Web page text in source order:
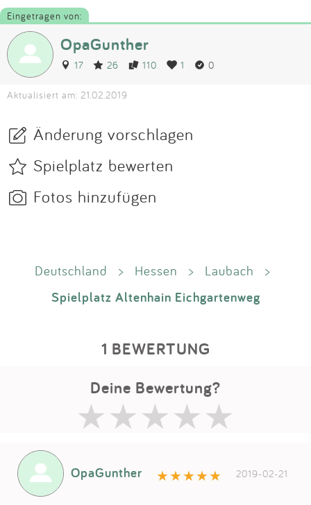
Eingetragen von:
OpaGunther
17 26 110 1 0
Aktualisiert am: 21.02.2019
Änderung vorschlagen
Spielplatz bewerten
Fotos hinzufügen
Deutschland > Hessen > Laubach >
Spielplatz Altenhain Eichgartenweg
1 BEWERTUNG
Deine Bewertung?
OpaGunther 2019-02-21